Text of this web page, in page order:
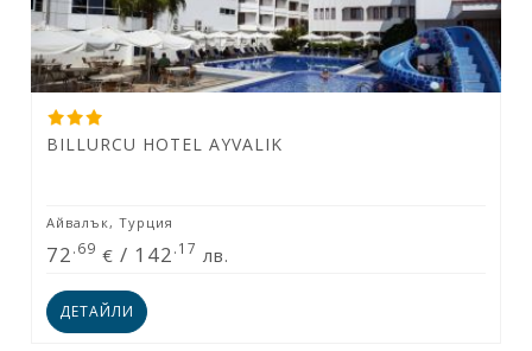
BILLURCU HOTEL AYVALIK
Айвалък, Турция
72.69 € / 142.17 лв.
ДЕТАЙЛИ